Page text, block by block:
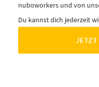
nuboworkers und von
Du kannst dich jederzeit